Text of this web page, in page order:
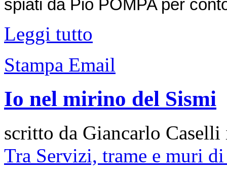
spiati da Pio POMPA per
Leggi tutto
Stampa Email
Io nel mirino del Sismi
scritto da Giancarlo
Tra Servizi, trame e muri